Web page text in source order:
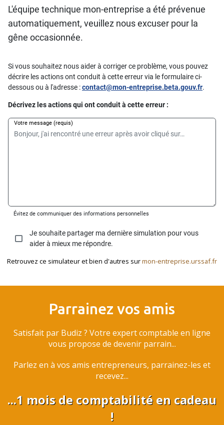
Retrouvez ce simulateur et bien d'autres surmon-entreprise.urssaf.fr
Parrainez vos amis
Satisfait par Budiz ? Votre expert comptable en ligne
vous propose de devenir parrain...
Parlez en à vos amis entrepreneurs, parrainez-les et
recevez...
...1 mois de comptabilité en cadeau
!